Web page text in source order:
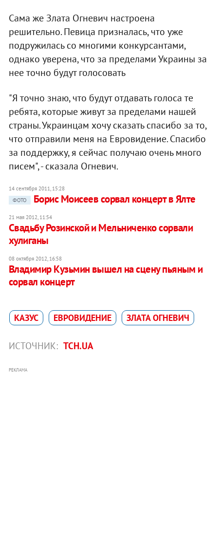
Сама же Злата Огневич настроена
решительно. Певица призналась, что уже
подружилась со многими конкурсантами,
однако уверена, что за пределами Украины за
нее точно будут голосовать
"Я точно знаю, что будут отдавать голоса те
ребята, которые живут за пределами нашей
страны. Украинцам хочу сказать спасибо за то,
что отправили меня на Евровидение. Спасибо
за поддержку, я сейчас получаю очень много
писем", - сказала Огневич.
14 сентября 2011, 15:28
ФОТО
Борис Моисеев сорвал концерт в Ялте
21 мая 2012, 11:54
Свадьбу Розинской и Мельниченко сорвали
хулиганы
08 октября 2012, 16:58
Владимир Кузьмин вышел на сцену пьяным и
сорвал концерт
КАЗУС ЕВРОВИДЕНИЕ ЗЛАТА ОГНЕВИЧ
ИСТОЧНИК: ТСН.UA
РЕКЛАМА